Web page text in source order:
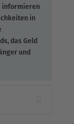
informieren
in
das Geld
und